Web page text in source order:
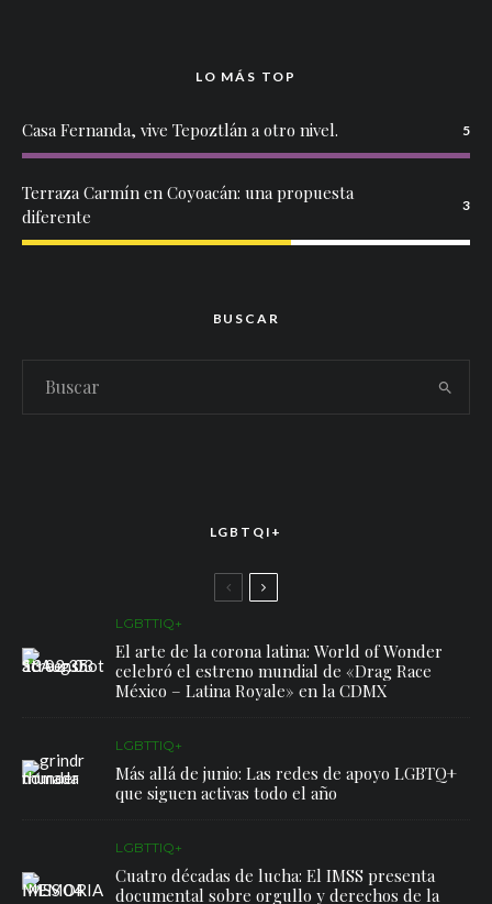
LO MÁS TOP
Casa Fernanda, vive Tepoztlán a otro nivel. 5
Terraza Carmín en Coyoacán: una propuesta
diferente
3
BUSCAR
LGBTQI+
LGBTTIQ+
El arte de la corona latina: World of Wonder
celebró el estreno mundial de «Drag Race
México – Latina Royale» en la CDMX
LGBTTIQ+
Más allá de junio: Las redes de apoyo LGBTQ+
que siguen activas todo el año
LGBTTIQ+
Cuatro décadas de lucha: El IMSS presenta
documental sobre orgullo y derechos de la